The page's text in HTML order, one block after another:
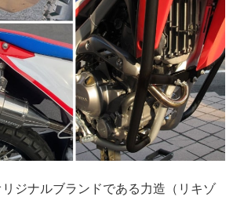
ジナルブランドである力造（リキゾ